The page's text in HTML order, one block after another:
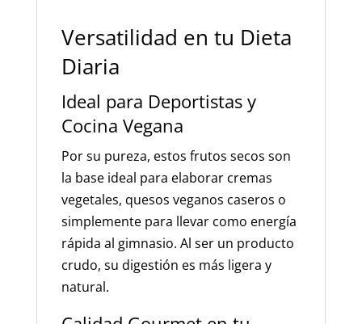
Versatilidad en tu Dieta
Diaria
Ideal para Deportistas y
Cocina Vegana
Por su pureza, estos frutos secos son
la base ideal para elaborar cremas
vegetales, quesos veganos caseros o
simplemente para llevar como energía
rápida al gimnasio. Al ser un producto
crudo, su digestión es más ligera y
natural.